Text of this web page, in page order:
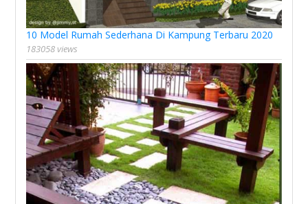
10 Model Rumah Sederhana Di Kampung Terbaru 2020
183058 views